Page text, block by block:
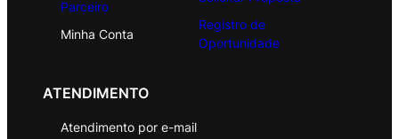
Parceiro
Minha Conta
Registro de
Oportunidade
ATENDIMENTO
Atendimento por e-mail